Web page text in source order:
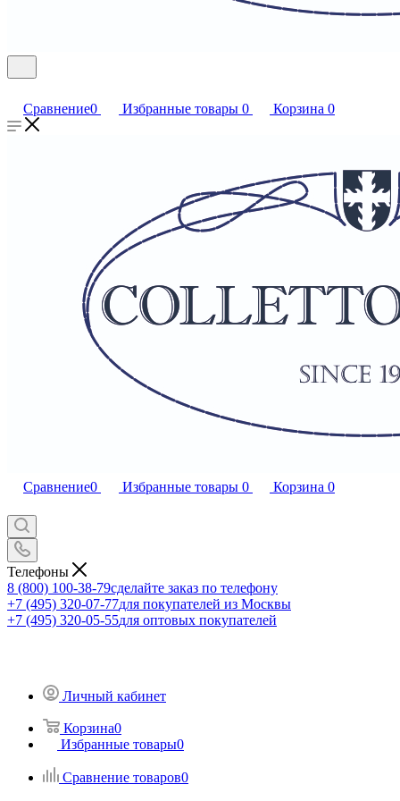
Сравнение0 Избранные товары 0 Корзина 0
Сравнение0 Избранные товары 0 Корзина 0
Телефоны
8 (800) 100-38-79сделайте заказ по телефону
+7 (495) 320-07-77для покупателей из Москвы
+7 (495) 320-05-55для оптовых покупателей
Личный кабинет
Корзина0
Избранные товары0
Сравнение товаров0